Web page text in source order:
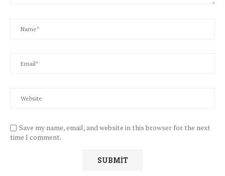
Save my name, email, and website in this browser for the next
time I comment.